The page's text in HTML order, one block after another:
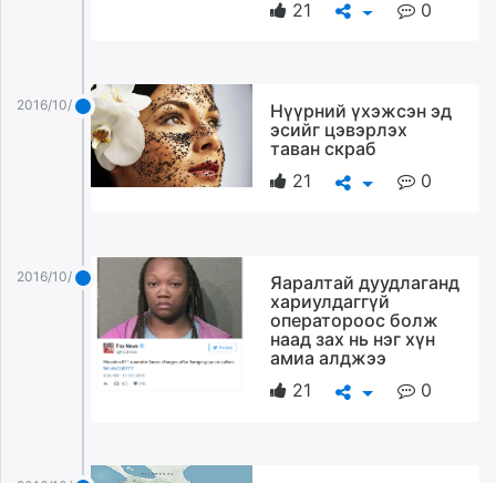
21 0
2016/10/21
Нүүрний үхэжсэн эд
эсийг цэвэрлэх
таван скраб
21
0
2016/10/21
Яаралтай дуудлаганд
хариулдаггүй
оператороос болж
наад зах нь нэг хүн
амиа алджээ
21
0